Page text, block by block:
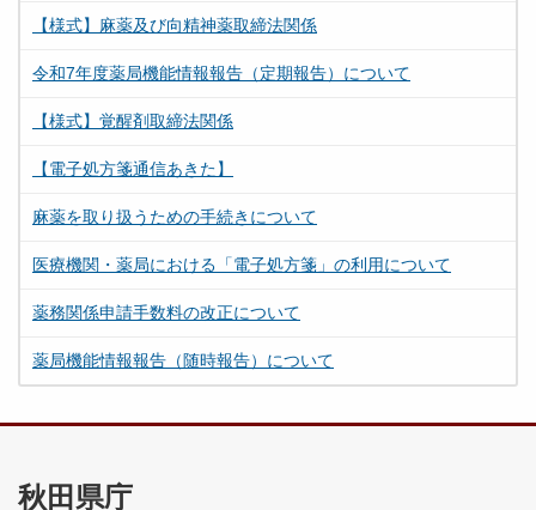
【様式】麻薬及び向精神薬取締法関係
令和7年度薬局機能情報報告（定期報告）について
【様式】覚醒剤取締法関係
【電子処方箋通信あきた】
麻薬を取り扱うための手続きについて
医療機関・薬局における「電子処方箋」の利用について
薬務関係申請手数料の改正について
薬局機能情報報告（随時報告）について
秋田県庁